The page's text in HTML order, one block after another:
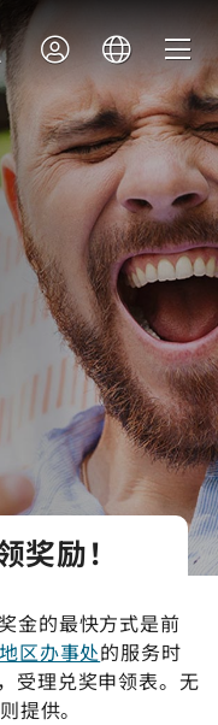
奖励！
金的最快方式是前
区办事处的服务时
受理兑奖申领表。无
提供。